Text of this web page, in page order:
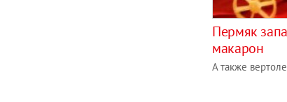
Пермяк
макарон
А также